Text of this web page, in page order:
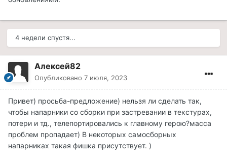
4 недели спустя...
Алексей82
Опубликовано 7 июля, 2023
Привет) просьба-предложение) нельзя ли сделать так,
чтобы напарники со сборки при застревании в текстурах,
потери и тд., телепортировались к главному герою?масса
проблем пропадает) В некоторых самосборных
напарниках такая фишка присутствует. )